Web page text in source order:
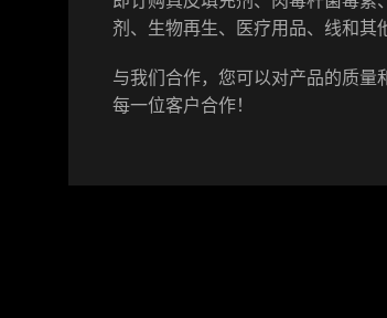
剂、生物再生、医疗用品、线和其
与我们合作，您可以对产品的质量
每一位客户合作！